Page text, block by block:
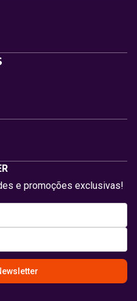
e promoções exclusivas!